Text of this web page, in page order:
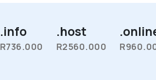
.info
R736.000
.host
R2560.000